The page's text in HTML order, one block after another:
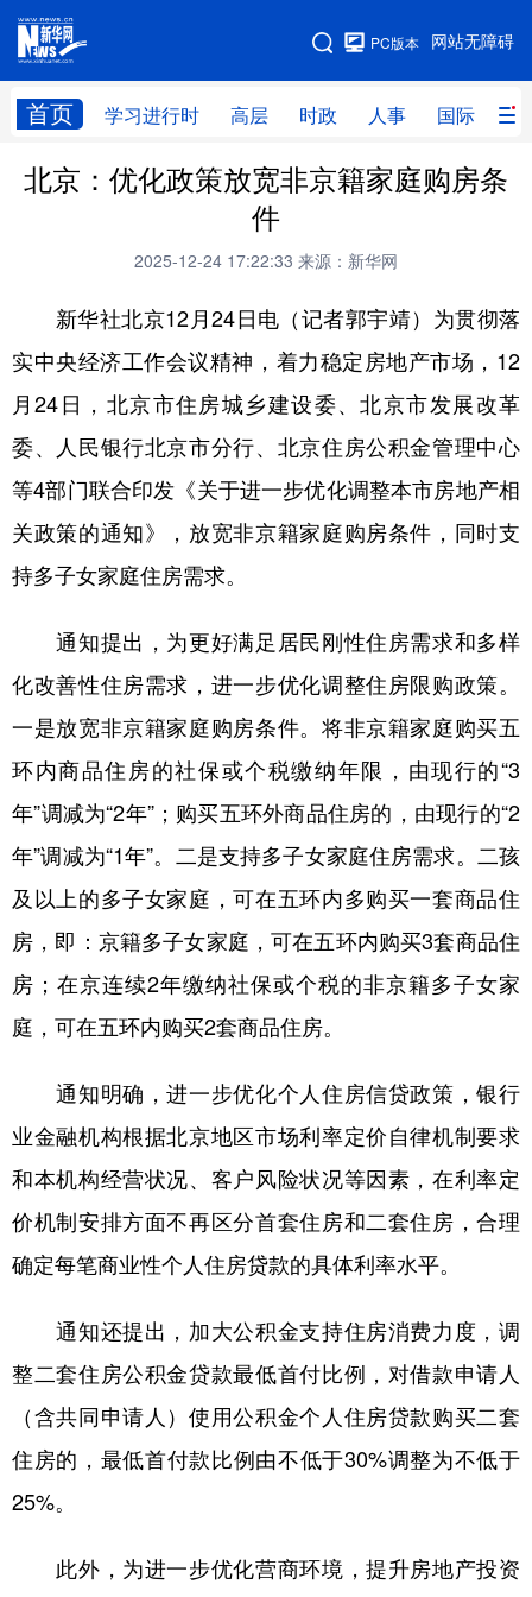
网站无障碍
PC版本
首页 学习进行时 高层 时政 人事 国际 财
网站地图
学习进行时 高层 时政 人事
科技 科创 量子 体育
书画 健康 军事
法律 中央文件 金融 汽车
食品 人居 信息化 数字经济
学术中国 乡村振兴
彩票 娱乐 时尚 悦读
公益 一带一路 亚太网 上市公司
文化产业
地方频道
浙江 安徽 福建
四川 贵州 云南 西藏
陕西 甘肃 青海 宁夏
新疆 内蒙古 黑龙江
English Español Français عربى
Русский язык 日本語 한국어
Deutsch
北京：优化政策放宽非京籍家庭购房条
件
2025-12-24 17:22:33 来源：新华网
新华社北京12月24日电（记者郭宇靖）为贯彻落
实中央经济工作会议精神，着力稳定房地产市场，12
月24日，北京市住房城乡建设委、北京市发展改革
委、人民银行北京市分行、北京住房公积金管理中心
等4部门联合印发《关于进一步优化调整本市房地产相
关政策的通知》，放宽非京籍家庭购房条件，同时支
持多子女家庭住房需求。
通知提出，为更好满足居民刚性住房需求和多样
化改善性住房需求，进一步优化调整住房限购政策。
一是放宽非京籍家庭购房条件。将非京籍家庭购买五
环内商品住房的社保或个税缴纳年限，由现行的“3
年”调减为“2年”；购买五环外商品住房的，由现行的“2
年”调减为“1年”。二是支持多子女家庭住房需求。二孩
及以上的多子女家庭，可在五环内多购买一套商品住
房，即：京籍多子女家庭，可在五环内购买3套商品住
房；在京连续2年缴纳社保或个税的非京籍多子女家
庭，可在五环内购买2套商品住房。
通知明确，进一步优化个人住房信贷政策，银行
业金融机构根据北京地区市场利率定价自律机制要求
和本机构经营状况、客户风险状况等因素，在利率定
价机制安排方面不再区分首套住房和二套住房，合理
确定每笔商业性个人住房贷款的具体利率水平。
通知还提出，加大公积金支持住房消费力度，调
整二套住房公积金贷款最低首付比例，对借款申请人
（含共同申请人）使用公积金个人住房贷款购买二套
住房的，最低首付款比例由不低于30%调整为不低于
25%。
此外，为进一步优化营商环境，提升房地产投资